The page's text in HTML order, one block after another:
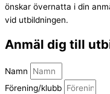
önskar övernatta i din
vid utbildningen.
Anmäl dig till
Namn
Förening/klubb